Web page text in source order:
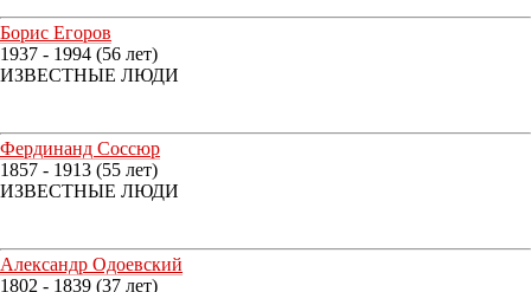
Борис Егоров
1937 - 1994 (56 лет)
ИЗВЕСТНЫЕ ЛЮДИ
Фердинанд Соссюр
1857 - 1913 (55 лет)
ИЗВЕСТНЫЕ ЛЮДИ
Александр Одоевский
1802 - 1839 (37 лет)